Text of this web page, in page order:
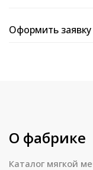
Оформить заявку
О фабрике
Каталог мягкой